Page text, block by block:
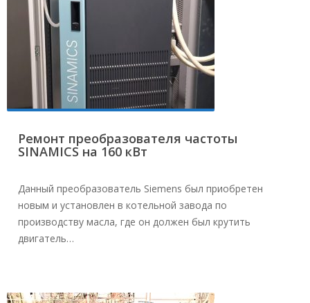
Ремонт преобразователя частоты
SINAMICS на 160 кВт
Данный преобразователь Siemens был приобретен
новым и установлен в котельной завода по
производству масла, где он должен был крутить
двигатель…